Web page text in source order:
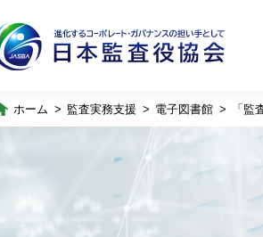
ホーム 監査実務支援 電子図書館 「監